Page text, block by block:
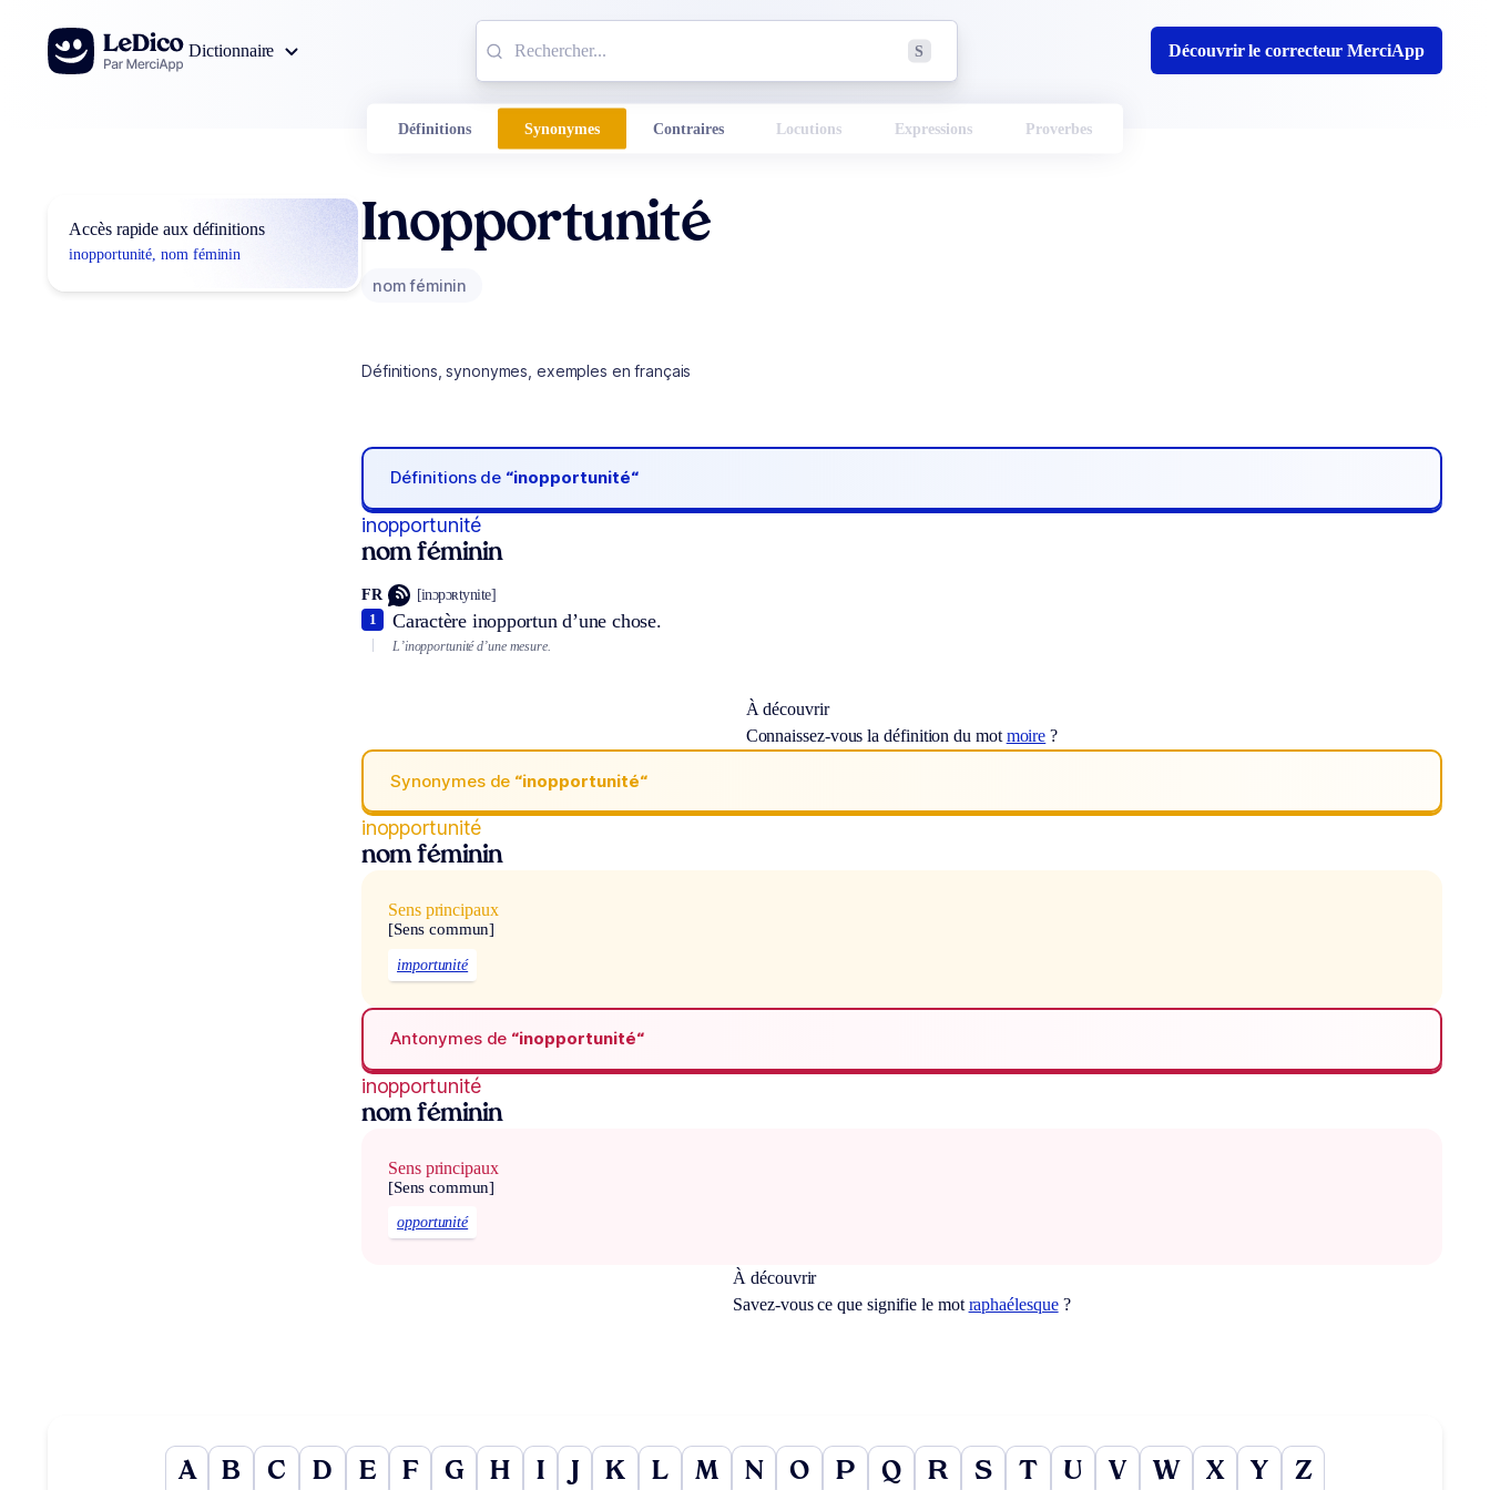
Aller au contenu
Dictionnaire
S Découvrir le correcteur MerciApp
Définitions Synonymes Contraires Locutions Expressions Proverbes
Accès rapide aux définitions
inopportunité, nom féminin
Inopportunité
nom féminin
Définitions, synonymes, exemples en français
Définitions de “inopportunité“
inopportunité
nom féminin
FR [inɔpɔʀtynite]
Caractère inopportun d’une chose.
1
L’inopportunité d’une mesure.
À découvrir
Connaissez-vous la définition du mot moire ?
Synonymes de “inopportunité“
inopportunité
nom féminin
Sens principaux
[Sens commun]
importunité
Antonymes de “inopportunité“
inopportunité
nom féminin
Sens principaux
[Sens commun]
opportunité
À découvrir
Savez-vous ce que signifie le mot raphaélesque?
A B C D E F G H I J K L M N O P Q R S T U V W X Y Z